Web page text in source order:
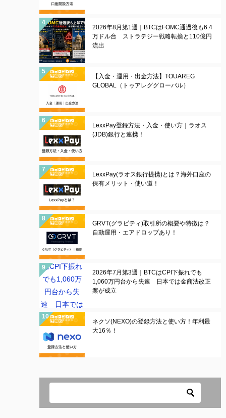
2026年8月第1週｜BTCはFOMC通過後も6.4
万ドル台 ストラテジー戦略転換と110億円
流出
【入金・運用・出金方法】TOUAREG
GLOBAL（トゥアレググローバル）
LexxPay登録方法・入金・使い方｜ラオス
(JDB)銀行と連携！
LexxPay(ラオス銀行提携)とは？海外口座の
保有メリット・使い道！
GRVT(グラビティ)取引所の概要や特徴は？
自動運用・エアドロップあり！
2026年7月第3週｜BTCはCPI下振れでも
1,060万円台から失速 日本では金商法改正
案が成立
ネクソ(NEXO)の登録方法と使い方！年利最
大16％！